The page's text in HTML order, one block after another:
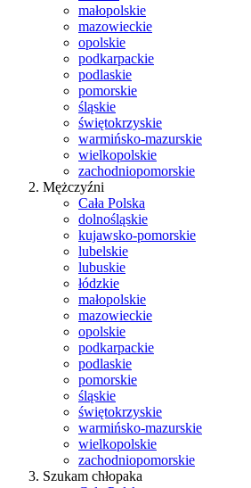
małopolskie
mazowieckie
opolskie
podkarpackie
podlaskie
pomorskie
śląskie
świętokrzyskie
warmińsko-mazurskie
wielkopolskie
zachodniopomorskie
Mężczyźni
Cała Polska
dolnośląskie
kujawsko-pomorskie
lubelskie
lubuskie
łódzkie
małopolskie
mazowieckie
opolskie
podkarpackie
podlaskie
pomorskie
śląskie
świętokrzyskie
warmińsko-mazurskie
wielkopolskie
zachodniopomorskie
Szukam chłopaka